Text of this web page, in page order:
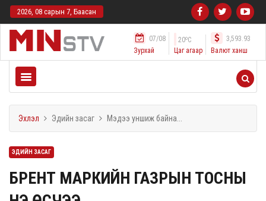
2026, 08 сарын 7, Баасан
07/08
Зурхай
20oC
Цаг агаар
3,593.93
Валют ханш
Эхлэл Эдийн засаг Мэдээ уншиж байна...
ЭДИЙН ЗАСАГ
БРЕНТ МАРКИЙН ГАЗРЫН ТОСНЫ